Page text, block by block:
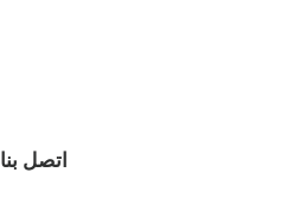
أفضل على الاستثمار؟اتصل بنا